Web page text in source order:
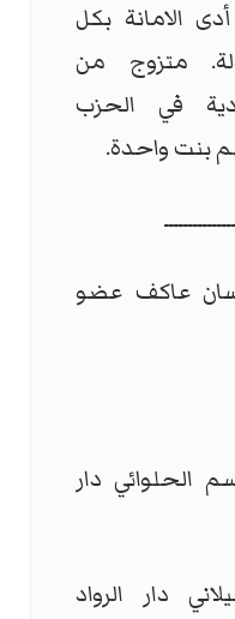
الامانة بكل
متزوج من
في الحزب
بنت واحدة.
عاكف عضو
الحلوائي دار
دار الرواد